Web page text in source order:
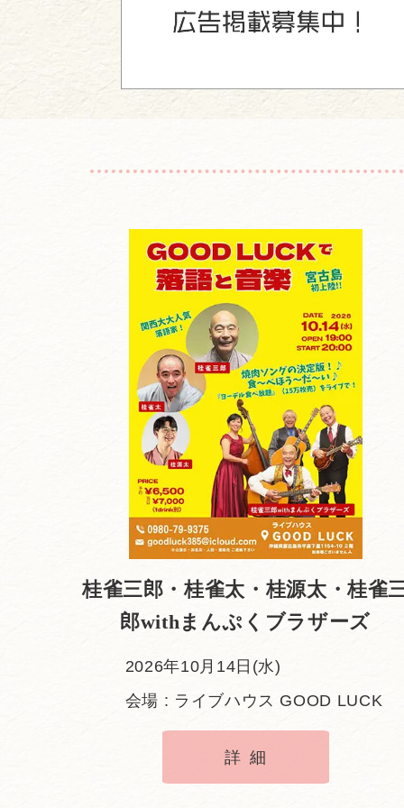
桂雀三郎・桂雀太・桂源太・桂雀
郎withまんぷくブラザーズ
2026年10月14日(水)
会場 : ライブハウス GOOD LUCK
詳細